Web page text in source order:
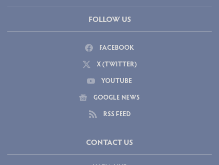
FOLLOW US
FACEBOOK
X (TWITTER)
YOUTUBE
GOOGLE NEWS
RSS FEED
CONTACT US